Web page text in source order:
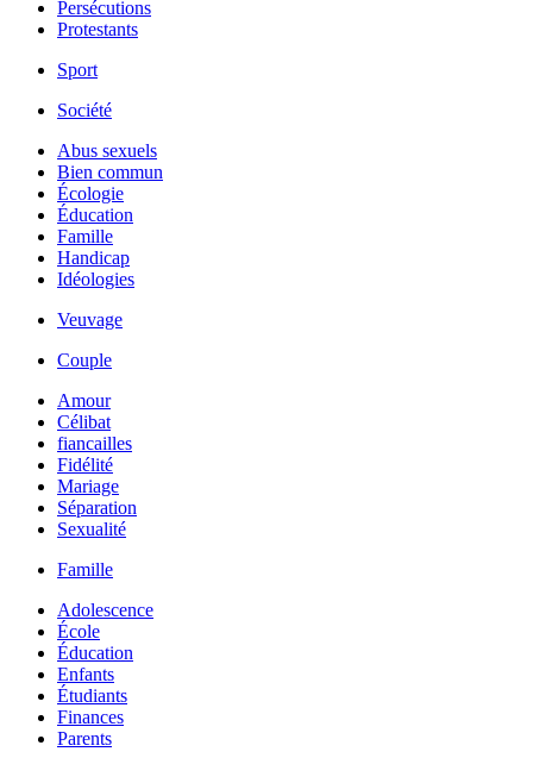
Persécutions
Protestants
Sport
Société
Abus sexuels
Bien commun
Écologie
Éducation
Famille
Handicap
Idéologies
Veuvage
Couple
Amour
Célibat
fiancailles
Fidélité
Mariage
Séparation
Sexualité
Famille
Adolescence
École
Éducation
Enfants
Étudiants
Finances
Parents